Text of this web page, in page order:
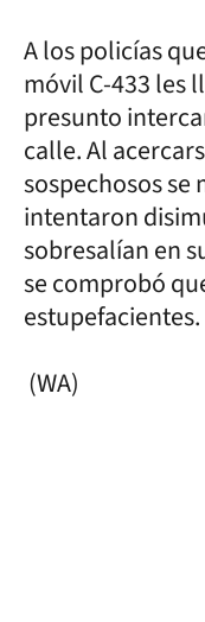
A los policías
móvil C-433 les
presunto
calle. Al
sospechosos se
intentaron
sobresalían en
se comprobó
estupefacientes.
(WA)